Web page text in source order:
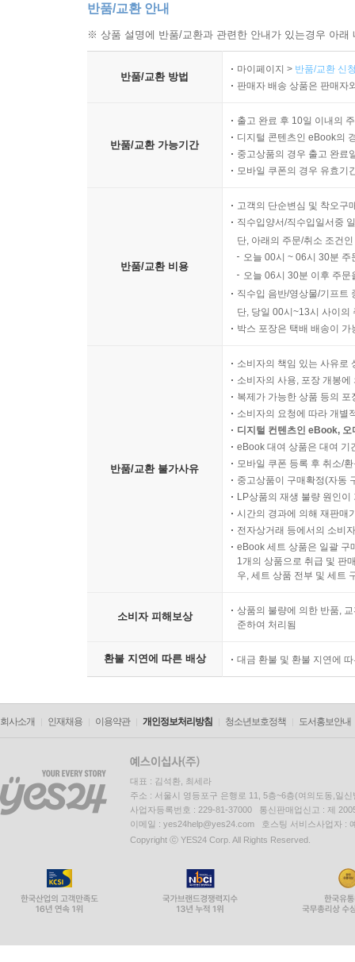
반품/교환 안내
※ 상품 설명에 반품/교환과 관련한 안내가 있는경우 아
반품/교환 방법
마이페이지 > 반품/교환 신
판매자 배송 상품은 판매자
반품/교환 가능기간
출고 완료 후 10일 이내의
디지털 콘텐츠인 eBook의
중고상품의 경우 출고 완료
모바일 쿠폰의 경우 유효기
반품/교환 비용
고객의 단순변심 및 착오구
직수입양서/직수입일서중
단, 아래의 주문/취소 조건
오늘 00시 ~ 06시 30분
오늘 06시 30분 이후 주
직수입 음반/영상물/기프트
단, 당일 00시~13시 사이의
박스 포장은 택배 배송이
반품/교환 불가사유
소비자의 책임 있는 사유로
소비자의 사용, 포장 개봉
복제가 가능한 상품 등의
소비자의 요청에 따라 개별
디지털 컨텐츠인 eBook,
eBook 대여 상품은 대여 기
모바일 쿠폰 등록 후 취소/
중고상품이 구매확정(자동
LP상품의 재생 불량 원인
시간의 경과에 의해 재판매
전자상거래 등에서의 소비
eBook 세트 상품은 일괄 구
1개의 상품으로 취급 및 판
우, 세트 상품 전부 및 세트
소비자 피해보상
상품의 불량에 의한 반품,
준하여 처리됨
환불 지연에 따른 배상 대금 환불 및 환불 지연에
회사소개 인재채용 이용약관 개인정보처리방침 청소년보호정책 도서홍보안내
대표 : 김석환, 최세라
주소 : 서울시 영등포구 은행로 11, 5층~6층(여의도동,일신
사업자등록번호 : 229-81-37000 통신판매업신고 : 제
이메일 : yes24help@yes24.com 호스팅 서비스사업자 :
Copyright ⓒ YES24 Corp. All Rights Reserved.